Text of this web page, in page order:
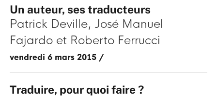
Un auteur, ses traducteurs
Patrick Deville José Manuel
Fajardo
Roberto Ferrucci
vendredi 6 mars 2015 /
Traduire, pour quoi faire ?